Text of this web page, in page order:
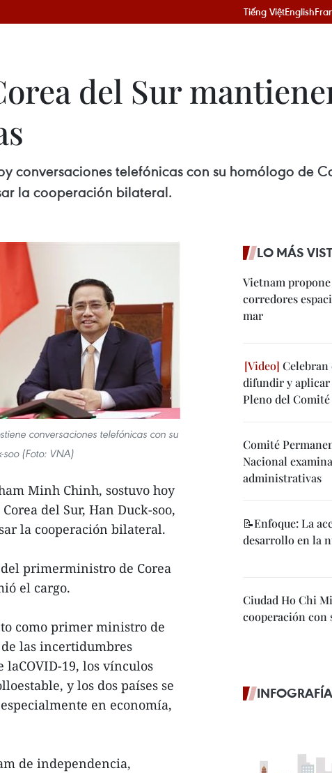
Tiếng ViệtEnglish
del Sur
conversaciones telefónicas con su homólogo de
la cooperación bilateral.
conversaciones telefónicas con su
(Foto: VNA)
Minh Chinh, sostuvo hoy
del Sur, Han Duck-soo,
la cooperación bilateral.
primerministro de Corea
el cargo.
como primer ministro de
de las incertidumbres
19, los vínculos
y los dos países se
en economía,
de independencia,
LO MÁS
Vietnam
corredores
mar
Celebran
difundir y
Pleno del
Comité
Nacional
administrativas
📝Enfoque: La
desarrollo en la
Ciudad Ho Chi
cooperación con